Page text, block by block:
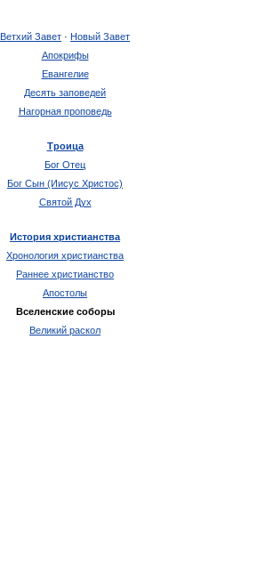
Ветхий Завет · Новый Завет
Апокрифы
Евангелие
Десять заповедей
Нагорная проповедь
Троица
Бог Отец
Бог Сын (Иисус Христос)
Святой Дух
История христианства
Хронология христианства
Раннее христианство
Апостолы
Вселенские соборы
Великий раскол